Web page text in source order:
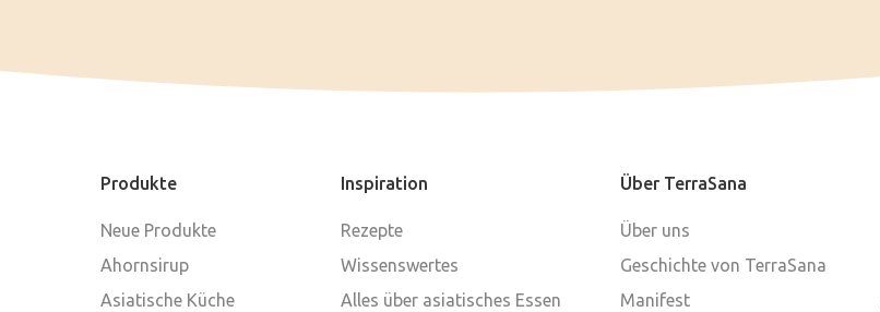
Produkte
Neue Produkte
Ahornsirup
Asiatische Küche
Inspiration
Rezepte
Wissenswertes
Alles über asiatisches Essen
Über TerraSana
Über uns
Geschichte von TerraSana
Manifest